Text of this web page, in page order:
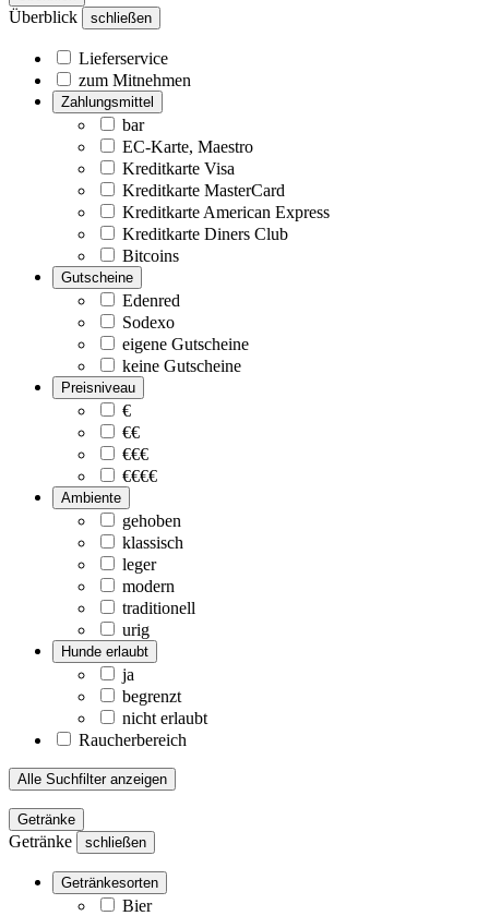
Überblick schließen
Lieferservice
zum Mitnehmen
Zahlungsmittel
bar
EC-Karte, Maestro
Kreditkarte Visa
Kreditkarte MasterCard
Kreditkarte American Express
Kreditkarte Diners Club
Bitcoins
Gutscheine
Edenred
Sodexo
eigene Gutscheine
keine Gutscheine
Preisniveau
€
€€
€€€
€€€€
Ambiente
gehoben
klassisch
leger
modern
traditionell
urig
Hunde erlaubt
ja
begrenzt
nicht erlaubt
Raucherbereich
Alle Suchfilter anzeigen
Getränke
Getränke schließen
Getränkesorten
Bier